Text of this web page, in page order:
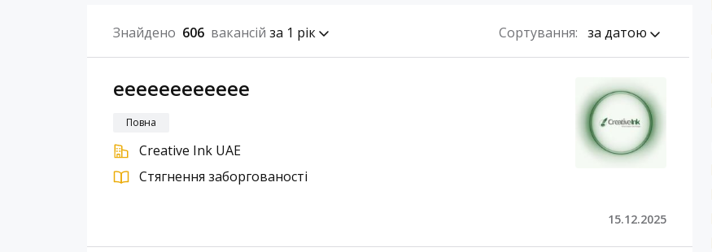
Знайдено 606 вакансій за 1 рік Сортування: за датою
eeeeeeeeeeee
Повна
Creative Ink UAE
Стягнення заборгованості
15.12.2025